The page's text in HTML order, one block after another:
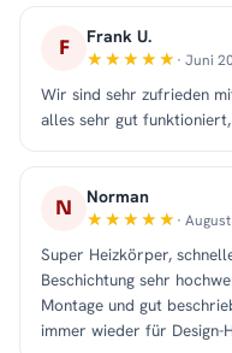
F Frank U.
· Juni
Wir sind sehr zufrieden
alles sehr gut
N Norman
·
Super Heizkörper,
Beschichtung sehr
Montage und gut
immer wieder für Design-